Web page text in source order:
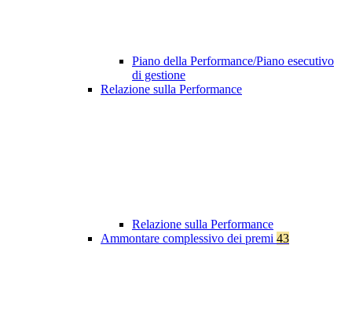
Piano della Performance/Piano esecutivo
di gestione
Relazione sulla Performance
Relazione sulla Performance
Ammontare complessivo dei premi 43